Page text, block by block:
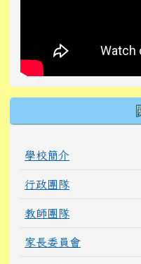
學校簡介
行政團隊
教師團隊
家長委員會